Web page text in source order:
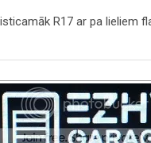
R17 ar pa lieliem